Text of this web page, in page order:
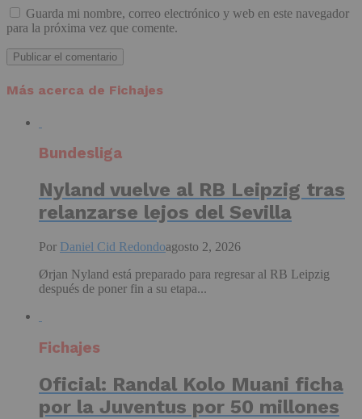
Guarda mi nombre, correo electrónico y web en este navegador
para la próxima vez que comente.
Más acerca de Fichajes
Bundesliga
Nyland vuelve al RB Leipzig tras
relanzarse lejos del Sevilla
Por Daniel Cid Redondoagosto 2, 2026
Ørjan Nyland está preparado para regresar al RB Leipzig
después de poner fin a su etapa...
Fichajes
Oficial: Randal Kolo Muani ficha
por la Juventus por 50 millones